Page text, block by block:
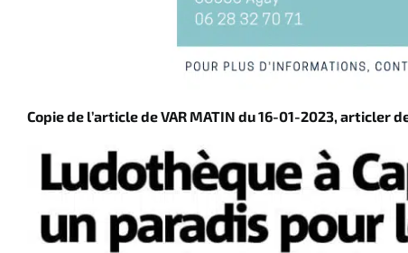
Copie de l’article de VAR MATIN du 16-01-2023, articler